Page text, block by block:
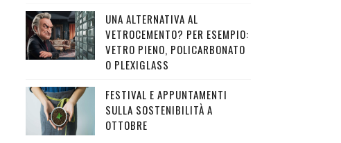
UNA ALTERNATIVA AL
VETROCEMENTO? PER ESEMPIO:
VETRO PIENO, POLICARBONATO
O PLEXIGLASS
FESTIVAL E APPUNTAMENTI
SULLA SOSTENIBILITÀ A
OTTOBRE